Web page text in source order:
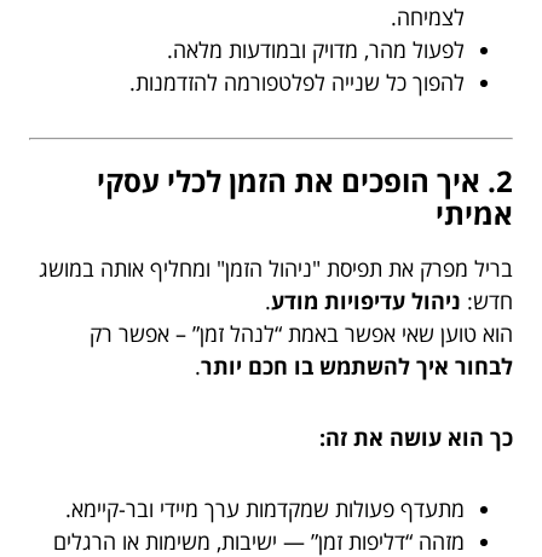
לצמיחה.
לפעול מהר, מדויק ובמודעות מלאה.
להפוך כל שנייה לפלטפורמה להזדמנות.
2. איך הופכים את הזמן לכלי עסקי
אמיתי
בריל מפרק את תפיסת "ניהול הזמן" ומחליף אותה במושג
חדש: ניהול עדיפויות מודע.
הוא טוען שאי אפשר באמת “לנהל זמן” – אפשר רק
לבחור איך להשתמש בו חכם יותר.
כך הוא עושה את זה:
מתעדף פעולות שמקדמות ערך מיידי ובר-קיימא.
מזהה “דליפות זמן” — ישיבות, משימות או הרגלים